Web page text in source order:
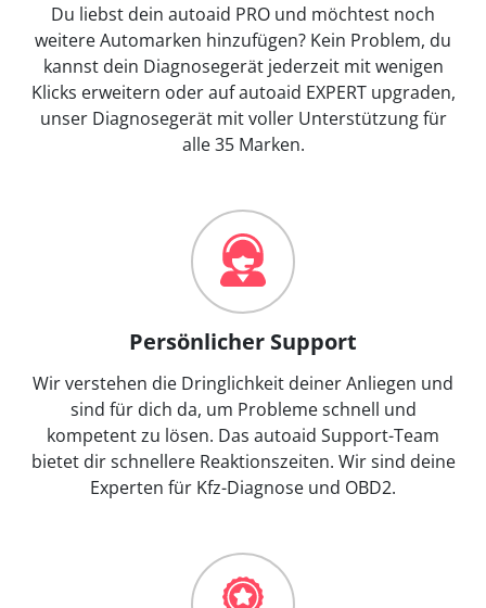
Du liebst dein autoaid PRO und möchtest noch
weitere Automarken hinzufügen? Kein Problem, du
kannst dein Diagnosegerät jederzeit mit wenigen
Klicks erweitern oder auf autoaid EXPERT upgraden,
unser Diagnosegerät mit voller Unterstützung für
alle 35 Marken.
Persönlicher Support
Wir verstehen die Dringlichkeit deiner Anliegen und
sind für dich da, um Probleme schnell und
kompetent zu lösen. Das autoaid Support-Team
bietet dir schnellere Reaktionszeiten. Wir sind deine
Experten für Kfz-Diagnose und OBD2.